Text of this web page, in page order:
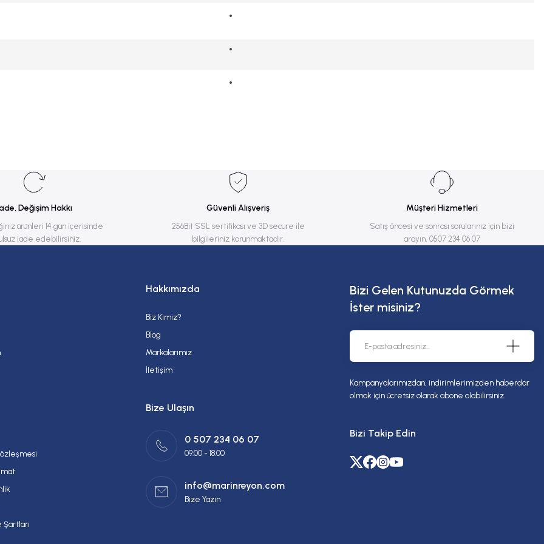
Değişim Hakkı
ürünleri 14 gün içerisinde
iade edebilirsiniz.
Güvenli Alışveriş
256Bit SSL sertifikası ve 3D secure ile
bilgileriniz korunmaktadır.
Müşteri Hizmetleri
Satış öncesi ve sonrası sorularınız için bizi
arayın, 0507 234 06 07
Hakkımızda
Biz Kimiz?
Blog
Markalarımız
İletişim
Bize Ulaşın
0 507 234 06 07
09:00 - 18:00
info@marinreyon.com
Bize Yazın
Bizi Gelen Kutunuzda Görmek
İster misiniz?
Kampanyalarımızdan, indirimlerimizden haberdar
olmak için ücretsiz olarak abone olabilirsiniz.
Bizi Takip Edin